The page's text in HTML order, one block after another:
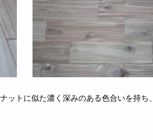
ットに似た濃く深みのある色合いを持ち、